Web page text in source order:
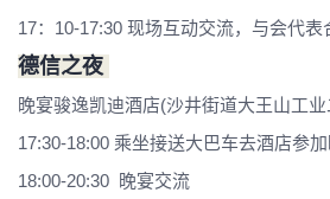
17：10-17:30 现场互动交流，与会代表
德信之夜
晚宴骏逸凯迪酒店(沙井街道大王山工
17:30-18:00 乘坐接送大巴车去酒店参
18:00-20:30 晚宴交流